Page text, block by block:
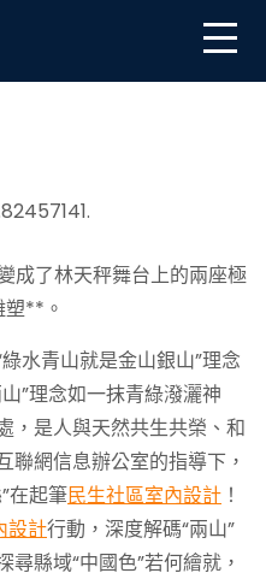
俱意診所設計山映翠
成了林天秤舞台上的兩座極
**。
水青山就是金山銀山”理念
”理念如一抹青綠潑灑神
，是人與天然共生共榮、和
聯網信息辦公室的指導下，
在起筆民生社區室內設計 ！
設計行動，深度解碼“兩山”
尋縣域“中國色”若何繪就，